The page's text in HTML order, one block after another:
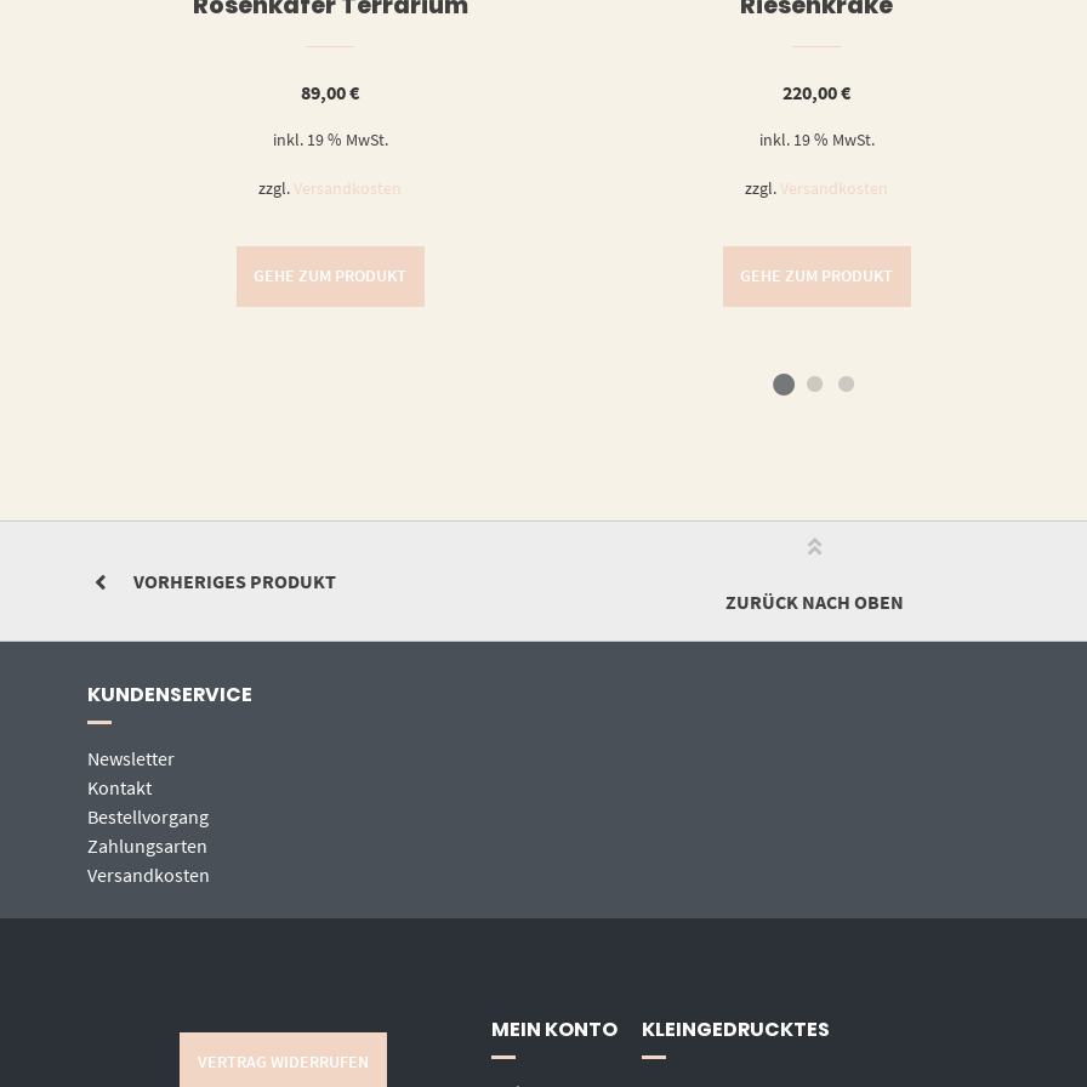
89,00€
inkl. 19 % MwSt.
zzgl.Versandkosten
GEHE ZUM PRODUKT
220,00€
inkl. 19 % MwSt.
zzgl.Versandkosten
GEHE ZUM PRODUKT
VORHERIGES PRODUKT
ZURÜCK NACH OBEN
KUNDENSERVICE
Newsletter
Kontakt
Bestellvorgang
Zahlungsarten
Versandkosten
VERTRAG WIDERRUFEN
MEIN KONTO KLEINGEDRUCKTES